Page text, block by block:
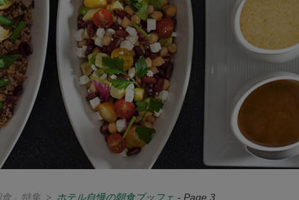
」特集 > ホテル自慢の朝食ブッフェ - Page 3